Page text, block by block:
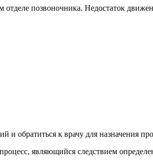
позвоночника. Недостаток
и обратиться к врачу для назначения
являющийся следствием